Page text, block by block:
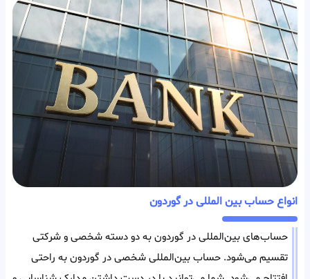
انواع حساب بین المللی در گوردون
حساب‌های بین‌المللی در گوردون به دو دسته شخصی و شرکتی
تقسیم می‌شود. حساب بین‌المللی شخصی در گوردون به راحتی